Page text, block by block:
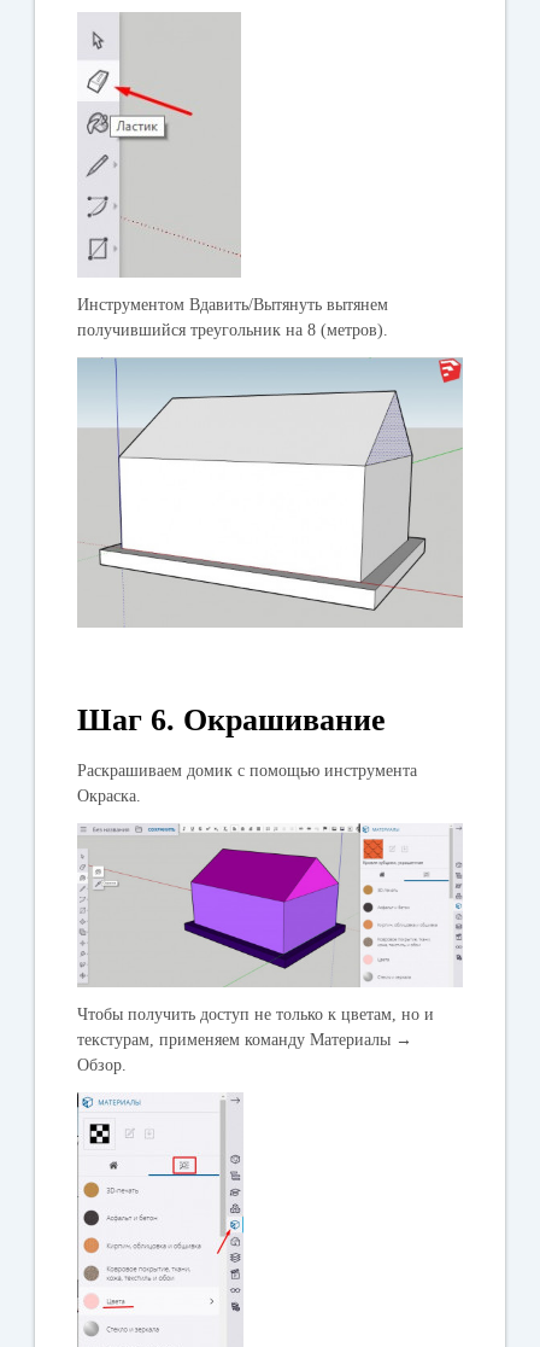
ИнструментомВдавить/Вытянуть вытянем
получившийся треугольник на 8 (метров).
Шаг 6. Окрашивание
Раскрашиваем домик с помощью инструмента
Окраска.
Чтобы получить доступ не только к цветам, но и
текстурам, применяем команду Материалы →
Обзор.